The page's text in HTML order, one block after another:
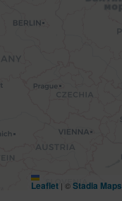
Leaflet | ©Stadia Maps